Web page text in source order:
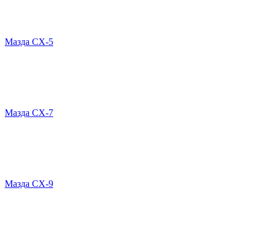
Мазда СХ-5
Мазда CX-7
Мазда СХ-9